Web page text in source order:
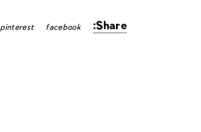
Share:
facebook
pinterest